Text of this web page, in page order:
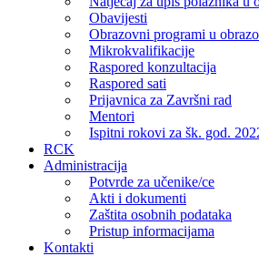
Obavijesti
Obrazovni programi u
Mikrokvalifikacije
Raspored konzultacija
Raspored sati
Prijavnica za Završni rad
Mentori
Ispitni rokovi za šk. god.
RCK
Administracija
Potvrde za učenike/ce
Akti i dokumenti
Zaštita osobnih podataka
Pristup informacijama
Kontakti